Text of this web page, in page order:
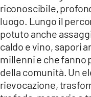
riconoscibile,
luogo. Lungo il
potuto anche
caldo e vino, sapori
millenni e che fanno
della comunità. Un
rievocazione,